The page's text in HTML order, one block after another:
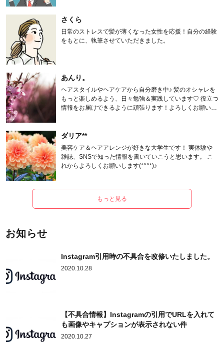
さくら
日常のストレスで髪が薄くなった女性を応援！自分の経験
をもとに、執筆させていただきました。
あんり。
ヘアスタイルやヘアケアから自分磨き中♪ 髪のオシャレを
もっと楽しめるよう、日々勉強＆実践しています♡ 役立つ
情報をお届けできるように頑張ります！よろしくお願いし
ダリア**
美容ケア＆ヘアアレンジが好きな大学生です！ 実体験や
雑誌、SNSで知った情報を書いていこうと思います。 こ
れからよろしくお願いします(*^^*)♪
もっと見る
お知らせ
Instagram引用時の不具合を改修いたしました。
2020.10.28
【不具合情報】Instagramの引用でURLを入れて
も画像やキャプションが表示されない件
2020.10.27